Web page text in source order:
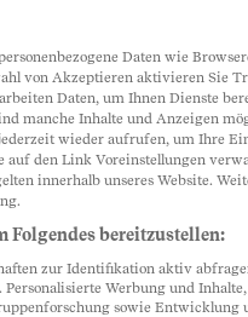
Daten wie
von Akzeptieren aktivieren Sie
Daten, um Ihnen Dienste
manche Inhalte und Anzeigen
wieder aufrufen, um Ihre
den Link Voreinstellungen
innerhalb unseres Website.
Folgendes bereitzustellen:
zur Identifikation aktiv
Werbung und
sowie Entwicklung